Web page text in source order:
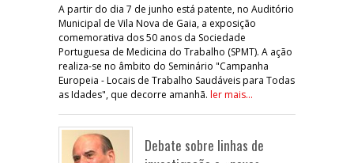
A partir do dia 7 de junho está patente, no Auditório
Municipal de Vila Nova de Gaia, a exposição
comemorativa dos 50 anos da Sociedade
Portuguesa de Medicina do Trabalho (SPMT). A ação
realiza-se no âmbito do Seminário "Campanha
Europeia - Locais de Trabalho Saudáveis para Todas
as Idades", que decorre amanhã. ler mais...
Debate sobre linhas de